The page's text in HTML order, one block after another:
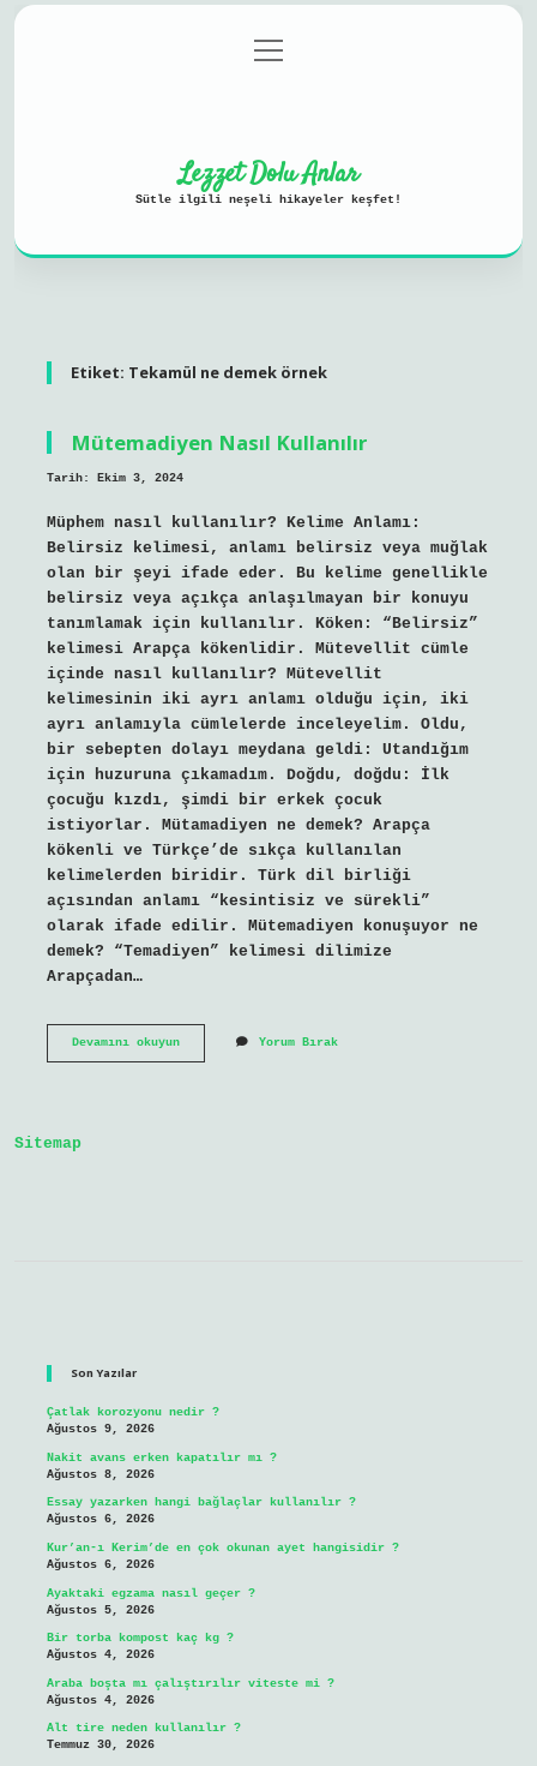
Gizlilik Politikası
menüyü
aç
Lezzet Dolu Anlar
Sütle ilgili neşeli hikayeler keşfet!
Etiket: Tekamül ne demek örnek
Mütemadiyen Nasıl Kullanılır
Tarih: Ekim 3, 2024
Müphem nasıl kullanılır? Kelime Anlamı:
Belirsiz kelimesi, anlamı belirsiz veya muğlak
olan bir şeyi ifade eder. Bu kelime genellikle
belirsiz veya açıkça anlaşılmayan bir konuyu
tanımlamak için kullanılır. Köken: “Belirsiz”
kelimesi Arapça kökenlidir. Mütevellit cümle
içinde nasıl kullanılır? Mütevellit
kelimesinin iki ayrı anlamı olduğu için, iki
ayrı anlamıyla cümlelerde inceleyelim. Oldu,
bir sebepten dolayı meydana geldi: Utandığım
için huzuruna çıkamadım. Doğdu, doğdu: İlk
çocuğu kızdı, şimdi bir erkek çocuk
istiyorlar. Mütamadiyen ne demek? Arapça
kökenli ve Türkçe’de sıkça kullanılan
kelimelerden biridir. Türk dil birliği
açısından anlamı “kesintisiz ve sürekli”
olarak ifade edilir. Mütemadiyen konuşuyor ne
demek? “Temadiyen” kelimesi dilimize
Arapçadan…
Devamını okuyunMütemadiyen
Yorum Bırak
Sitemap
Son Yazılar
Çatlak korozyonu nedir ?
Ağustos 9, 2026
Nakit avans erken kapatılır mı ?
Ağustos 8, 2026
Essay yazarken hangi bağlaçlar kullanılır ?
Ağustos 6, 2026
Kur’an-ı Kerim’de en çok okunan ayet hangisidir ?
Ağustos 6, 2026
Ayaktaki egzama nasıl geçer ?
Ağustos 5, 2026
Bir torba kompost kaç kg ?
Ağustos 4, 2026
Araba boşta mı çalıştırılır viteste mi ?
Ağustos 4, 2026
Alt tire neden kullanılır ?
Temmuz 30, 2026